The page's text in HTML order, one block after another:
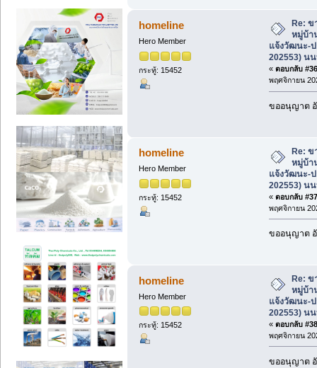
homeline
Hero Member
กระทู้: 15452
Re: ข
หมู่บ้า
แจ้งวัฒนะ-ป
202553) น
« ตอบกลับ
พฤศจิกายน
ขออนุญาต
homeline
Hero Member
กระทู้: 15452
Re: ข
หมู่บ้า
แจ้งวัฒนะ-ป
202553) น
« ตอบกลับ
พฤศจิกายน
ขออนุญาต
homeline
Hero Member
กระทู้: 15452
Re: ข
หมู่บ้า
แจ้งวัฒนะ-ป
202553) น
« ตอบกลับ
พฤศจิกายน
ขออนุญาต